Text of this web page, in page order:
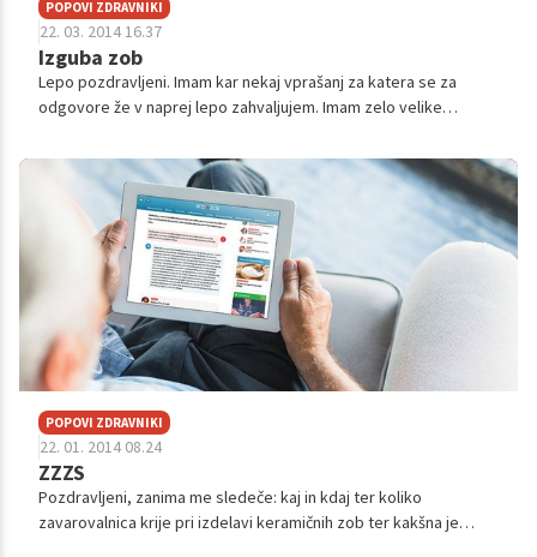
POPOVI ZDRAVNIKI
22. 03. 2014 16.37
Izguba zob
Lepo pozdravljeni. Imam kar nekaj vprašanj za katera se za
odgovore že v naprej lepo zahvaljujem. Imam zelo velike
časa že razmišljam o...
POPOVI ZDRAVNIKI
22. 01. 2014 08.24
ZZZS
Pozdravljeni, zanima me sledeče: kaj in kdaj ter koliko
zavarovalnica krije pri izdelavi keramičnih zob ter kakšna je